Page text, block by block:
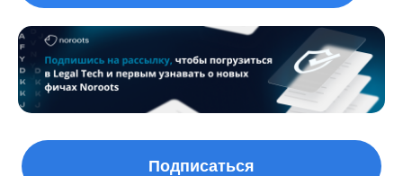
Подписаться